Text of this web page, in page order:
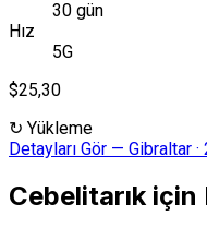
30 gün
Hız
5G
$25,30
↻ Yükleme
Detayları Gör — Gibraltar ·
Cebelitarık